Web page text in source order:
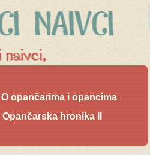
O opančarima i opancima
Opančarska hronika II